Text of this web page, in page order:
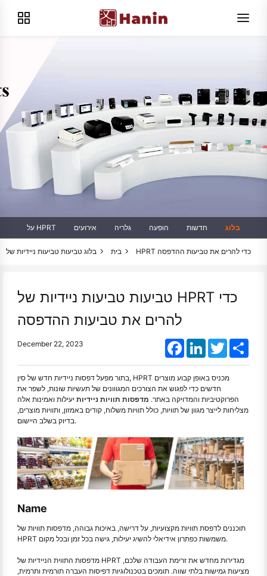
על HPRT אירועים גלריה הופעה חדשות בלוג
בית בלוג טביעות טביעות ניידיות של HPRT כדי להרים את טביעות ההדפסה
טביעות טביעות ניידיות של HPRT כדי
להרים את טביעות ההדפסה
December 22, 2023 FacebookLinkedInTwitter
בתור מפעל דפסות ניידיות חדש של סין, HPRT מכניס באופן קבוע מוצרים
חדשים כדי לפגוש את הצורכים המגווונים של תעשיות שונות, לשפר את
הפרוקטיביות והמדויקה באתר. מדפסות תוויות ניידיות יעילות ואמינות אלה
מצליחות לייצר מגוון של תוויות, כולל תוויות משלוח, קודים באמזון, ותוויות מוצרים,
בדיוק בשלב היישום.
Name
תוכננים לדפסת תוויות מקצועיות, על דרישה, באיכות גבוהה, מדפסות תוויות של
HPRT משמשות כפתרון אידיאלי להשיג יעילות, גישה בכל זמן ובכל מקום.
מדפסות התווית הניידיות של HPRT מגדירות מחדש את זרימת העבודה שלכם,
מציעות גמישות בלתי שווה. תומכים בטכנולוגיות דפיסות העברה תורמית ותרמית,